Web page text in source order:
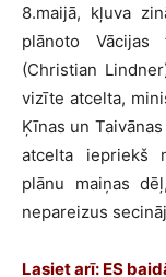
8.maijā, kļuva
plānoto Vācijas
(Christian
vizīte atcelta,
Ķīnas un
atcelta iepriekš
plānu maiņas
nepareizus
Lasiet arī: ES